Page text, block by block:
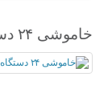
خاموشی ۲۴ دستگاه ماینر فاقد مجوز در لامرد